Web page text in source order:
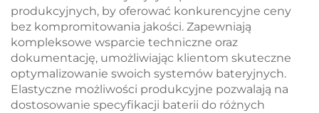
produkcyjnych, by oferować konkurencyjne ceny
bez kompromitowania jakości. Zapewniają
kompleksowe wsparcie techniczne oraz
dokumentację, umożliwiając klientom skuteczne
optymalizowanie swoich systemów bateryjnych.
Elastyczne możliwości produkcyjne pozwalają na
dostosowanie specyfikacji baterii do różnych